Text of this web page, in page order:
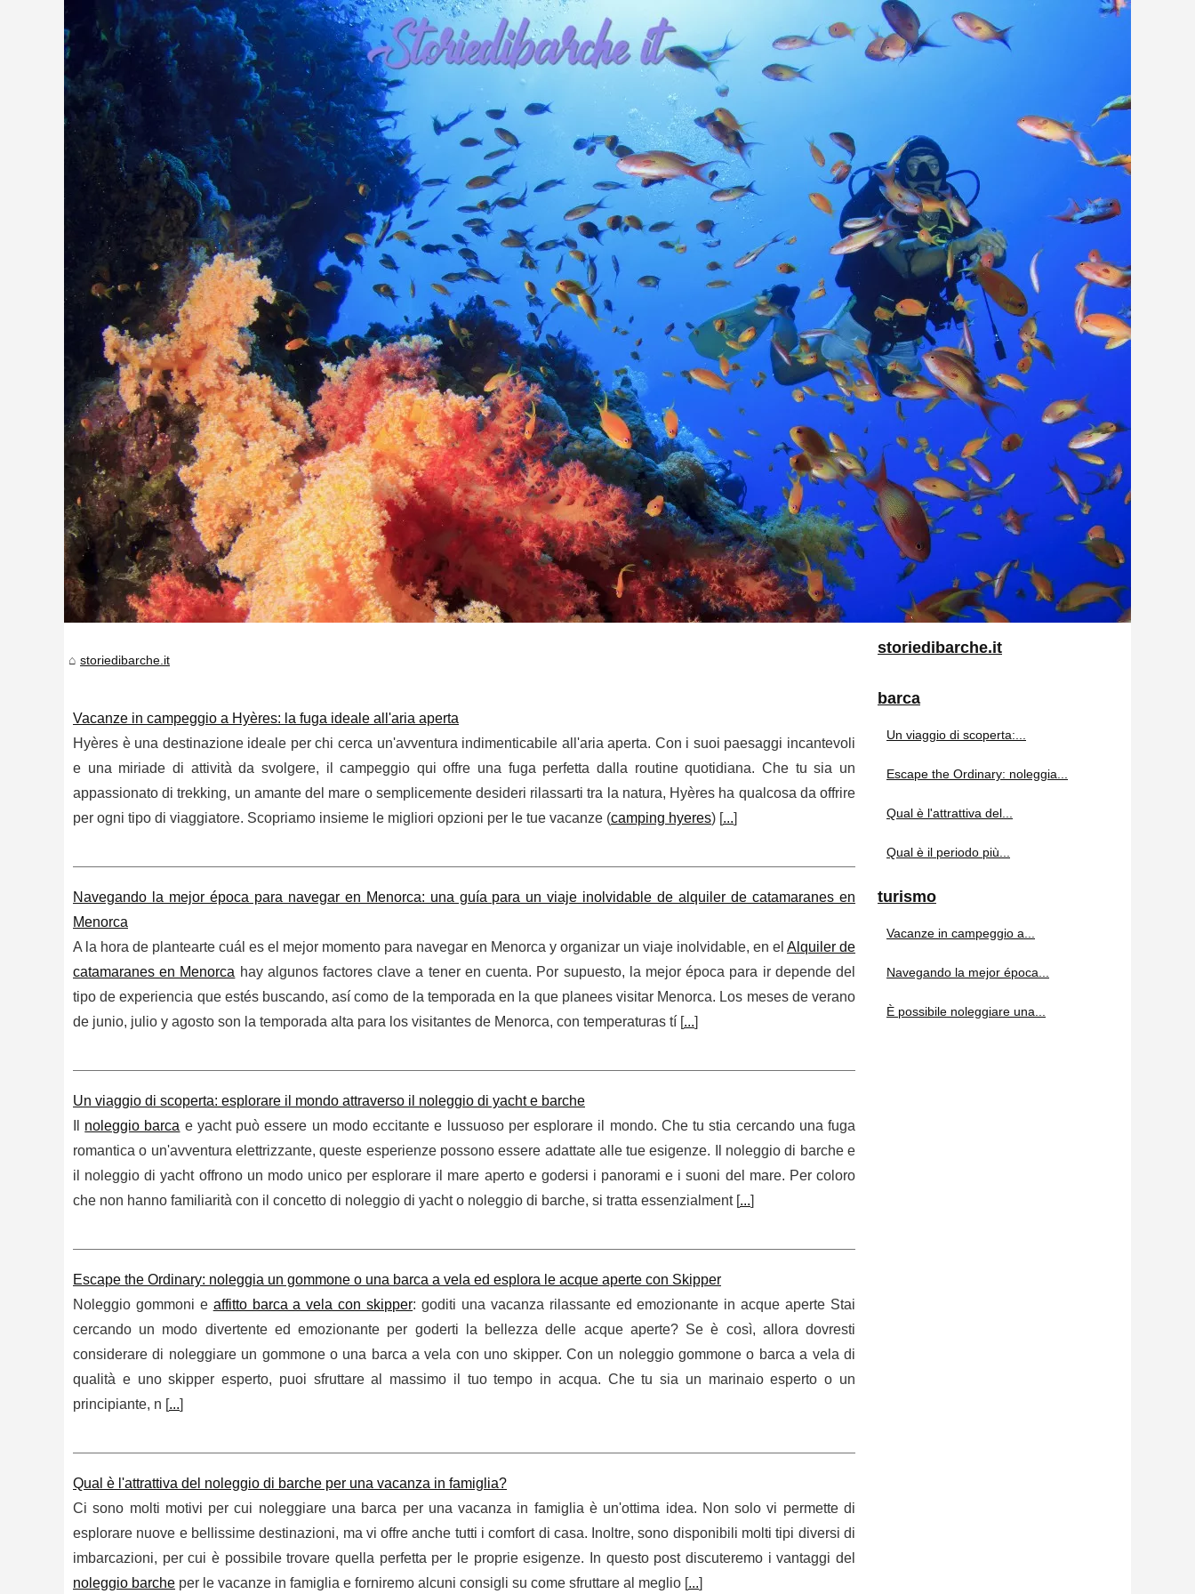
storiedibarche.it
Vacanze in campeggio a Hyères: la fuga ideale all'aria aperta
Hyères è una destinazione ideale per chi cerca un'avventura indimenticabile all'aria aperta. Con i suoi paesaggi incantevoli
e una miriade di attività da svolgere, il campeggio qui offre una fuga perfetta dalla routine quotidiana. Che tu sia un
appassionato di trekking, un amante del mare o semplicemente desideri rilassarti tra la natura, Hyères ha qualcosa da offrire
per ogni tipo di viaggiatore. Scopriamo insieme le migliori opzioni per le tue vacanze (camping hyeres) [...]
Navegando la mejor época para navegar en Menorca: una guía para un viaje inolvidable de alquiler de catamaranes en
Menorca
A la hora de plantearte cuál es el mejor momento para navegar en Menorca y organizar un viaje inolvidable, en el Alquiler de
catamaranes en Menorca hay algunos factores clave a tener en cuenta. Por supuesto, la mejor época para ir depende del
tipo de experiencia que estés buscando, así como de la temporada en la que planees visitar Menorca. Los meses de verano
de junio, julio y agosto son la temporada alta para los visitantes de Menorca, con temperaturas tí [...]
Un viaggio di scoperta: esplorare il mondo attraverso il noleggio di yacht e barche
noleggio barca e yacht può essere un modo eccitante e lussuoso per esplorare il mondo. Che tu stia cercando una fuga
romantica o un'avventura elettrizzante, queste esperienze possono essere adattate alle tue esigenze. Il noleggio di barche e
il noleggio di yacht offrono un modo unico per esplorare il mare aperto e godersi i panorami e i suoni del mare. Per coloro
che non hanno familiarità con il concetto di noleggio di yacht o noleggio di barche, si tratta essenzialment [...]
Escape the Ordinary: noleggia un gommone o una barca a vela ed esplora le acque aperte con Skipper
Noleggio gommoni e affitto barca a vela con skipper: goditi una vacanza rilassante ed emozionante in acque aperte Stai
cercando un modo divertente ed emozionante per goderti la bellezza delle acque aperte? Se è così, allora dovresti
considerare di noleggiare un gommone o una barca a vela con uno skipper. Con un noleggio gommone o barca a vela di
qualità e uno skipper esperto, puoi sfruttare al massimo il tuo tempo in acqua. Che tu sia un marinaio esperto o un
principiante, n [...]
Qual è l'attrattiva del noleggio di barche per una vacanza in famiglia?
Ci sono molti motivi per cui noleggiare una barca per una vacanza in famiglia è un'ottima idea. Non solo vi permette di
esplorare nuove e bellissime destinazioni, ma vi offre anche tutti i comfort di casa. Inoltre, sono disponibili molti tipi diversi di
imbarcazioni, per cui è possibile trovare quella perfetta per le proprie esigenze. In questo post discuteremo i vantaggi del
noleggio barche per le vacanze in famiglia e forniremo alcuni consigli su come sfruttare al meglio [...]
storiedibarche.it
barca
Un viaggio di scoperta:...
Escape the Ordinary: noleggia...
Qual è l'attrattiva del...
Qual è il periodo più...
turismo
Vacanze in campeggio a...
Navegando la mejor época...
È possibile noleggiare una...